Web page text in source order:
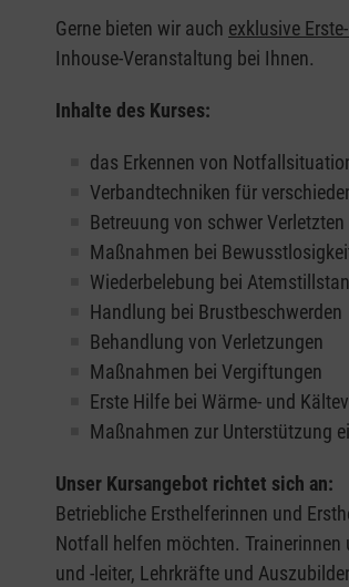
Gerne bieten wir auch exklusive
Inhouse-Veranstaltung bei Ihnen.
Inhalte des Kurses:
das Erkennen von
Verbandtechniken für
Betreuung von schwer
Maßnahmen bei
Wiederbelebung bei
Handlung bei Brustbeschwerden
Behandlung von Verletzungen
Maßnahmen bei Vergiftungen
Erste Hilfe bei Wärme- und
Maßnahmen zur Unterstützung
Unser Kursangebot richtet sich an:
Betriebliche Ersthelferinnen und
Notfall helfen möchten. Trainerinnen
und -leiter, Lehrkräfte und